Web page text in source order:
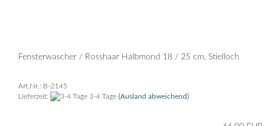
Fensterwascher / Rosshaar Halbmond 18 / 25 cm, Stielloch
Art.Nr.: B-2145
Lieferzeit:
3-4 Tage (Ausland abweichend)